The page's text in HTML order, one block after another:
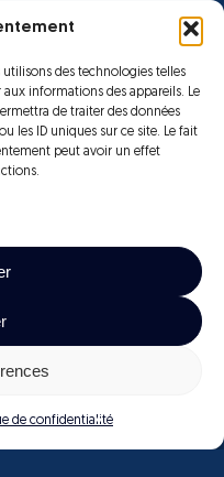
des technologies telles
informations des appareils. Le
de traiter des données
les ID uniques sur ce site. Le fait
peut avoir un effet
de confidentialité